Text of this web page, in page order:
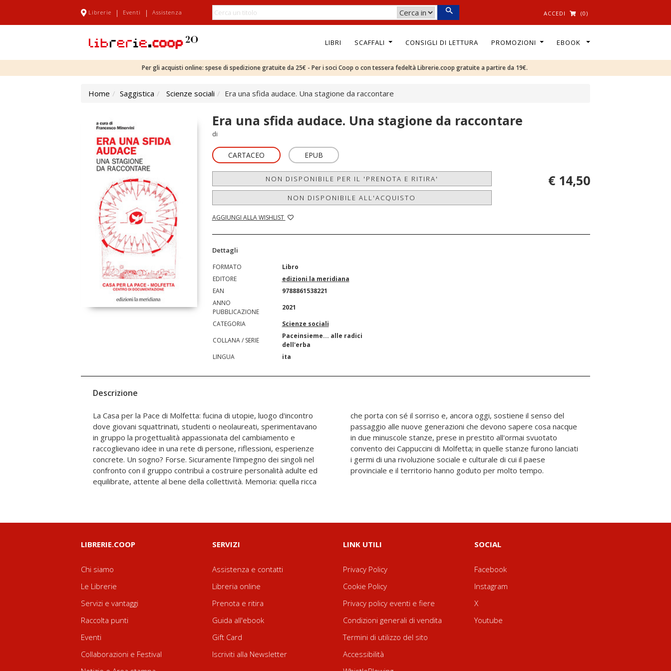
Librerie | Eventi | Assistenza ACCEDI (0)
LIBRI SCAFFALI CONSIGLI DI LETTURA PROMOZIONI EBOOK
Per gli acquisti online: spese di spedizione gratuite da 25€ - Per i soci Coop o con tessera fedeltà Librerie.coop gratuite a partire da 19€.
Home Saggistica Scienze sociali Era una sfida audace. Una stagione da raccontare
Era una sfida audace. Una stagione da raccontare
di
CARTACEO EPUB
NON DISPONIBILE PER IL 'PRENOTA E RITIRA'
NON DISPONIBILE ALL'ACQUISTO
AGGIUNGI ALLA WISHLIST
€ 14,50
Dettagli
FORMATO
Libro
EDITORE
edizioni la meridiana
EAN
9788861538221
ANNO
PUBBLICAZIONE
2021
CATEGORIA
Scienze sociali
COLLANA / SERIE
Paceinsieme... alle radici
dell'erba
LINGUA
ita
Descrizione
La Casa per la Pace di Molfetta: fucina di utopie, luogo d'incontro
dove giovani squattrinati, studenti o neolaureati, sperimentavano
in gruppo la progettualità appassionata del cambiamento e
raccoglievano idee in una rete di persone, riflessioni, esperienze
concrete. Un sogno? Forse. Sicuramente l'impegno dei singoli nel
confronto con il gruppo contribuì a costruire personalità adulte ed
equilibrate, attente al bene della collettività. Memoria: quella ricca
che porta con sé il sorriso e, ancora oggi, sostiene il senso del
passaggio alle nuove generazioni che devono sapere cosa nacque
in due minuscole stanze, prese in prestito all'ormai svuotato
convento dei Cappuccini di Molfetta; in quelle stanze furono lanciati
i germi di una rivoluzione sociale e culturale di cui il paese
provinciale e il territorio hanno goduto per molto tempo.
LIBRERIE.COOP
Chi siamo
Le Librerie
Servizi e vantaggi
Raccolta punti
Eventi
Collaborazioni e Festival
SERVIZI
Assistenza e contatti
Libreria online
Prenota e ritira
Guida all'ebook
Gift Card
Iscriviti alla Newsletter
LINK UTILI
Privacy Policy
Cookie Policy
Privacy policy eventi e fiere
Condizioni generali di vendita
Termini di utilizzo del sito
Accessibilità
SOCIAL
Facebook
Instagram
X
Youtube